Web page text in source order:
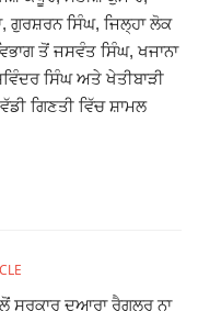
ਗੁਰਸ਼ਰਨ ਸਿੰਘ, ਜਿਲ੍ਹਾ ਲੋਕ
ਤੋਂ ਜਸਵੰਤ ਸਿੰਘ, ਖਜਾਨਾ
ਸਿੰਘ ਅਤੇ ਖੇਤੀਬਾੜੀ
ਗਿਣਤੀ ਵਿੱਚ ਸ਼ਾਮਲ
ਦੁਆਰਾ ਰੈਗੂਲਰ ਨਾ